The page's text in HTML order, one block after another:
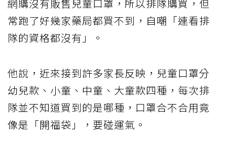
網購沒有販售兒童口罩，所以排隊購買，但
常跑了好幾家藥局都買不到，自嘲「連看排
隊的資格都沒有」。
他說，近來接到許多家長反映，兒童口罩分
幼兒款、小童、中童、大童款四種，每次排
隊並不知道買到的是哪種，口罩合不合用竟
像是「開福袋」，要碰運氣。